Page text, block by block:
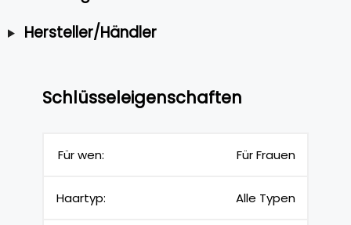
Hersteller/Händler
Schlüsseleigenschaften
Für wen: Für Frauen
Haartyp: Alle Typen